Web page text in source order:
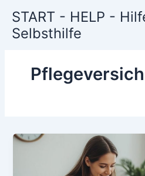
Inhalt
springen
START - HELP -
Selbsthilfe